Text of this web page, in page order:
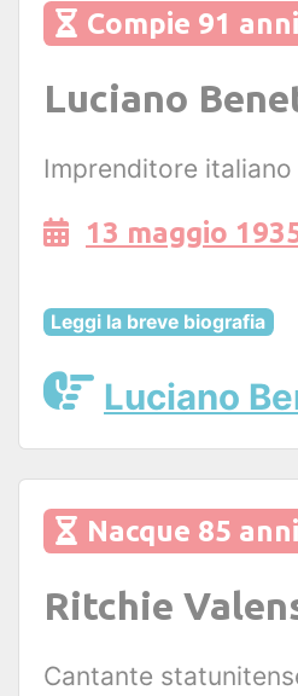
Compie 91 anni
Luciano
Imprenditore italiano
13 maggio
Leggi la breve biografia
Luciano
Nacque 85
Ritchie
Cantante